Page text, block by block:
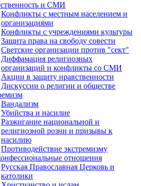
и СМИ
Конфликты с местным населением и
организациями
Конфликты с учреждениями культуры
Защита права на свободу совести
Светские организации против "сект"
Диффамация религиозных
организаций и конфликты со СМИ
Акции в защиту нравственности
Дискуссии о религии и обществе
Вандализм
Убийства и насилие
Разжигание национальной и
религиозной розни и призывы к
насилию
Противодействие экстремизму
отношения
Русская Православная Церковь и
католики